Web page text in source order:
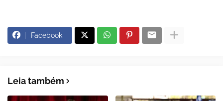
Facebook
Leia também